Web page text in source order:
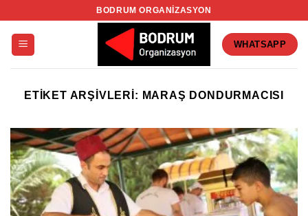
BODRUM ORGANIZASYON
WHATSAPP
ETIKET ARŞIVLERI: MARAŞ DONDURMACISI